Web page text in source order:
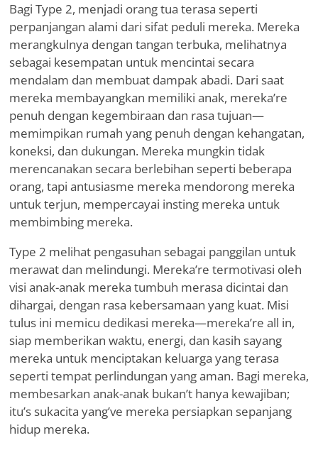
Bagi Type 2, menjadi orang tua terasa seperti
perpanjangan alami dari sifat peduli mereka. Mereka
merangkulnya dengan tangan terbuka, melihatnya
sebagai kesempatan untuk mencintai secara
mendalam dan membuat dampak abadi. Dari saat
mereka membayangkan memiliki anak, mereka’re
penuh dengan kegembiraan dan rasa tujuan—
memimpikan rumah yang penuh dengan kehangatan,
koneksi, dan dukungan. Mereka mungkin tidak
merencanakan secara berlebihan seperti beberapa
orang, tapi antusiasme mereka mendorong mereka
untuk terjun, mempercayai insting mereka untuk
membimbing mereka.
Type 2 melihat pengasuhan sebagai panggilan untuk
merawat dan melindungi. Mereka’re termotivasi oleh
visi anak-anak mereka tumbuh merasa dicintai dan
dihargai, dengan rasa kebersamaan yang kuat. Misi
tulus ini memicu dedikasi mereka—mereka’re all in,
siap memberikan waktu, energi, dan kasih sayang
mereka untuk menciptakan keluarga yang terasa
seperti tempat perlindungan yang aman. Bagi mereka,
membesarkan anak-anak bukan’t hanya kewajiban;
itu’s sukacita yang’ve mereka persiapkan sepanjang
hidup mereka.